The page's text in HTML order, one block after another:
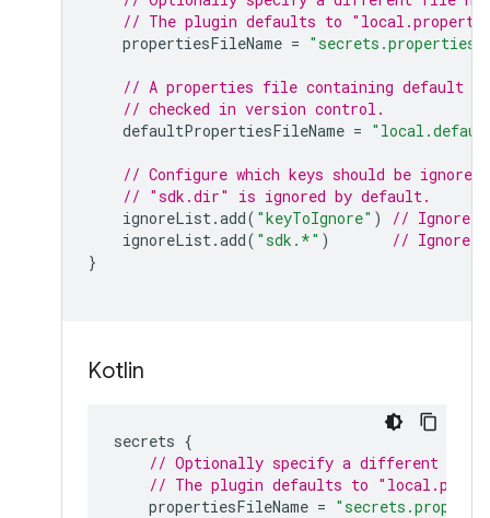
// The plugin defaults to
propertiesFileName = "secrets.properties"
// A properties file containing default
// checked in version control.
defaultPropertiesFileName =
// Configure which keys should be
// "sdk.dir" is ignored by default.
ignoreList.add( "keyToIgnore" )
// Ignore
ignoreList.add( "sdk.*" )
// Ignore
}
Kotlin
secrets {
// Optionally specify a different file
// The plugin defaults to
propertiesFileName =